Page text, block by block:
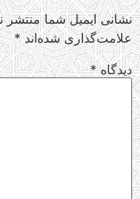
نشانی ایمیل شما منتشر
علامت‌گذاری شده‌اند*
دیدگاه*